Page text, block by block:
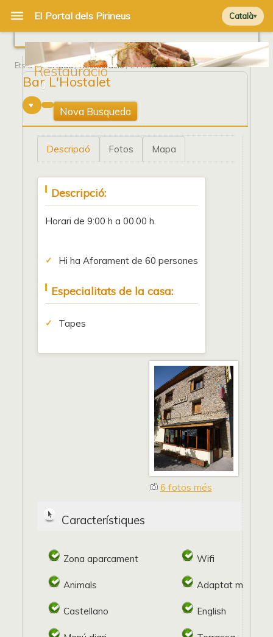
Català
Restauració
Ets a Portada/ Restauració/ L'Hostalet
Bar L'Hostalet
0
Nova Busqueda
Descripció Fotos Mapa
Descripció:
Horari de 9:00 h a 00.00 h.
Hi ha Aforament de 60 persones
Especialitats de la casa:
Tapes
6 fotos més
Característiques
Zona aparcament Wifi
Animals Adaptat
Castellano English